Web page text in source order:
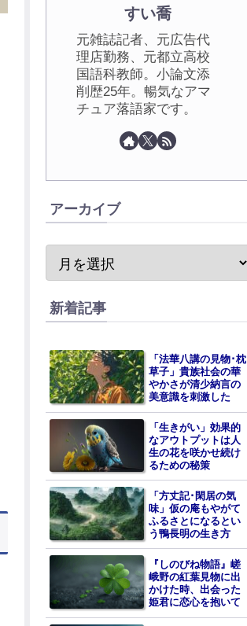
すい喬
元雑誌記者、元広告代
理店勤務、元都立高校
国語科教師。小論文添
削歴25年。暢気なアマ
チュア落語家です。
アーカイブ
新着記事
「法華八講の見物･枕
草子」貴族社会の華
やかさが清少納言の
美意識を刺激した
「生きがい」効果的
なアウトプットは人
生の花を咲かせ続け
るための秘策
「方丈記･閑居の気
味」仮の庵もやがて
ふるさとになるとい
う鴨長明の生き方
『しのびね物語』嵯
峨野の紅葉見物に出
かけた時、出会った
姫君に恋心を抱いて